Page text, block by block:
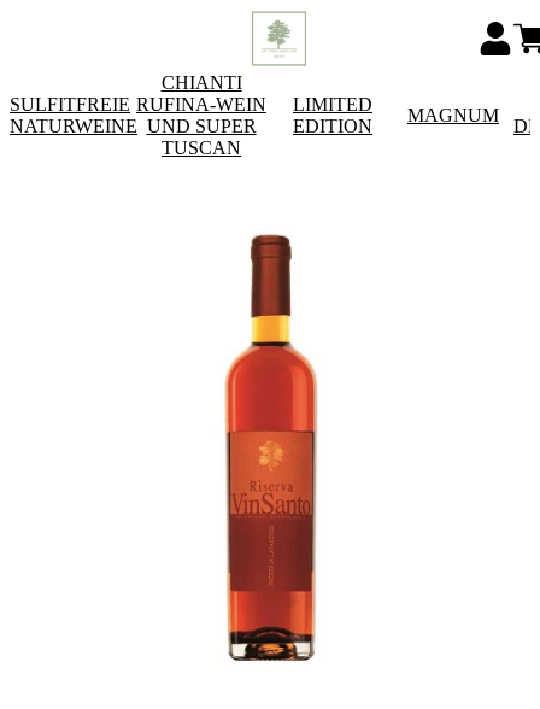
SULFITFREIE
NATURWEINE
CHIANTI
RUFINA-WEIN
UND SUPER
TUSCAN
LIMITED
EDITION
MAGNUM